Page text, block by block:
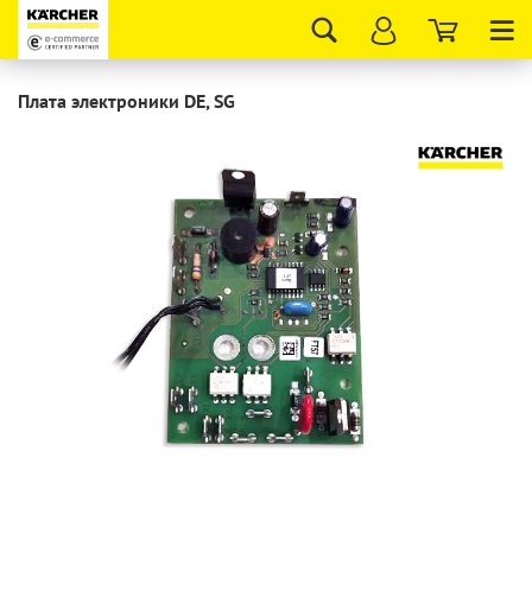
Плата электроники DE, SG